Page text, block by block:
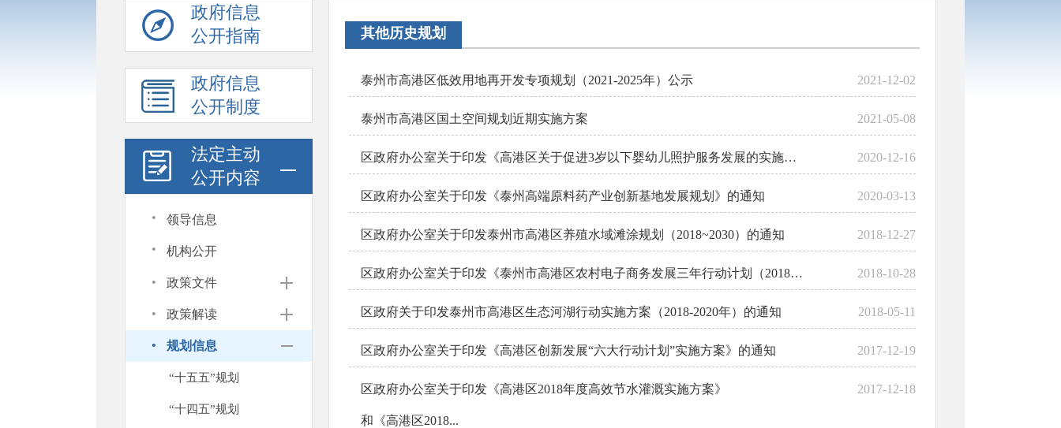
政府信息
公开指南
政府信息
公开制度
法定主动
公开内容
· 领导信息
· 机构公开
· 政策文件
· 政策解读
· 规划信息
“十五五”规划
“十四五”规划
其他历史规划
泰州市高港区低效用地再开发专项规划（2021-2025年）公示 2021-12-02
泰州市高港区国土空间规划近期实施方案 2021-05-08
区政府办公室关于印发《高港区关于促进3岁以下婴幼儿照护服务发展的实施意见（2020-2025... 2020-12-16
区政府办公室关于印发《泰州高端原料药产业创新基地发展规划》的通知 2020-03-13
区政府办公室关于印发泰州市高港区养殖水域滩涂规划（2018~2030）的通知 2018-12-27
区政府办公室关于印发《泰州市高港区农村电子商务发展三年行动计划（2018—2020年）》的通... 2018-10-28
区政府关于印发泰州市高港区生态河湖行动实施方案（2018-2020年）的通知 2018-05-11
区政府办公室关于印发《高港区创新发展“六大行动计划”实施方案》的通知 2017-12-19
区政府办公室关于印发《高港区2018年度高效节水灌溉实施方案》
和《高港区2018...
2017-12-18